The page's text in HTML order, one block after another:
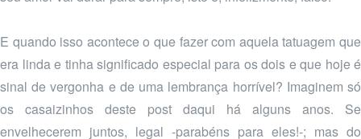
E quando isso acontece o que fazer com aquela tatuagem que
era linda e tinha significado especial para os dois e que hoje é
sinal de vergonha e de uma lembrança horrível? Imaginem só
os casaizinhos deste post daqui há alguns anos. Se
envelhecerem juntos, legal -parabéns para eles!-; mas do